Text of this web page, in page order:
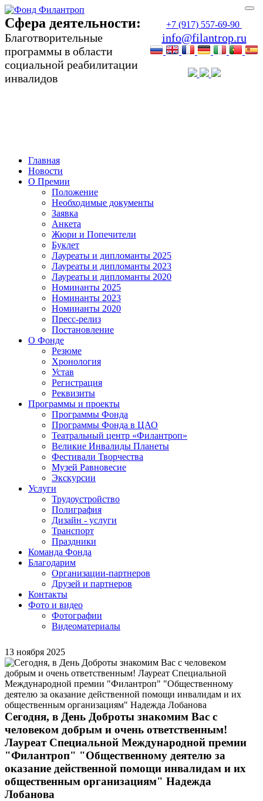
+7 (917) 557-69-90
info@filantrop.ru
Сфера деятельности:
Благотворительные
программы в области
социальной реабилитации
инвалидов
Главная
Новости
О Премии
Положение
Необходимые документы
Заявка
Анкета
Жюри и Попечители
Буклет
Лауреаты и дипломанты 2025
Лауреаты и дипломанты 2023
Лауреаты и дипломанты 2020
Номинанты 2025
Номинанты 2023
Номинанты 2020
Пресс-релиз
Постановление
О Фонде
Резюме
Хронология
Устав
Регистрация
Реквизиты
Программы и проекты
Программы Фонда
Программы Фонда в ЦАО
Театральный центр «Филантроп»
Великие Инвалиды Планеты
Фестивали Творчества
Музей Равновесие
Экскурсии
Услуги
Трудоустройство
Полиграфия
Дизайн - услуги
Транспорт
Праздники
Команда Фонда
Благодарим
Организации-партнеров
Друзей и партнеров
Контакты
Фото и видео
Фотографии
Видеоматериалы
13 ноября 2025
Сегодня, в День Доброты знакомим Вас с
человеком добрым и очень ответственным!
Лауреат Специальной Международной премии
"Филантроп" "Общественному деятелю за
оказание действенной помощи инвалидам и их
общественным организациям" Надежда
Лобанова